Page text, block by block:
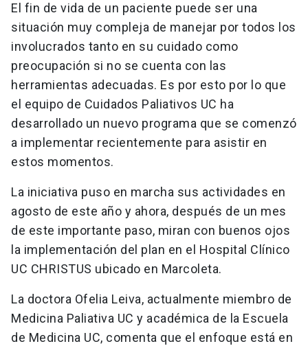
El fin de vida de un paciente puede ser una
situación muy compleja de manejar por todos los
involucrados tanto en su cuidado como
preocupación si no se cuenta con las
herramientas adecuadas. Es por esto por lo que
el equipo de Cuidados Paliativos UC ha
desarrollado un nuevo programa que se comenzó
a implementar recientemente para asistir en
estos momentos.
La iniciativa puso en marcha sus actividades en
agosto de este año y ahora, después de un mes
de este importante paso, miran con buenos ojos
la implementación del plan en el Hospital Clínico
UC CHRISTUS ubicado en Marcoleta.
La doctora Ofelia Leiva, actualmente miembro de
Medicina Paliativa UC y académica de la Escuela
de Medicina UC, comenta que el enfoque está en